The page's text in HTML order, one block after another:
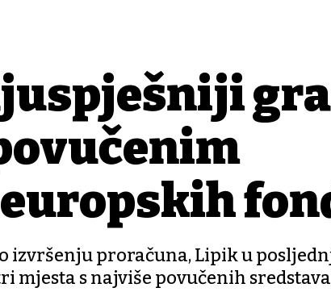
proračuna, Lipik u
mjesta s najviše povučenih